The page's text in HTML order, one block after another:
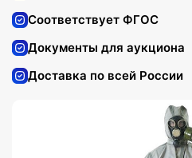
Соответствует ФГОС
Документы для аукциона
Доставка по всей России